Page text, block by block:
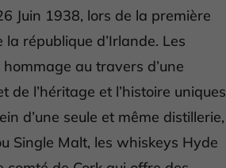
Juin 1938, lors de la première
république d’Irlande. Les
au travers d’une
de l’héritage et l’histoire uniques
d’une seule et même distillerie,
Single Malt, les whiskeys Hyde